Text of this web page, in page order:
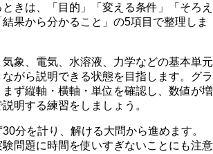
きは、「目的」「変える条件」「そろえ
果から分かること」の5項目で整理しま
象、電気、水溶液、力学などの基本単元
がら説明できる状態を目指します。グラ
ず縦軸・横軸・単位を確認し、数値が増
明する練習をしましょう。
分を計り、解ける大問から進めます。
問題に時間を使いすぎないことにも注意